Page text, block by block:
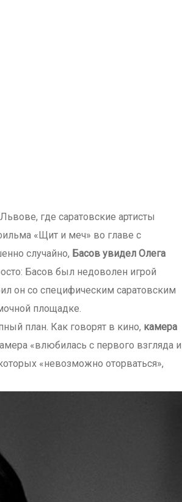
где саратовские артисты
«Щит и меч» во главе с
случайно, Басов увидел Олега
Басов был недоволен игрой
он со специфическим саратовским
площадке.
план. Как говорят в кино, камера
«влюбилась с первого взгляда и
«невозможно оторваться»,